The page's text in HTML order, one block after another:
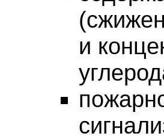
и